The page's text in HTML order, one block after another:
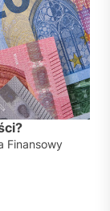
Finansowy